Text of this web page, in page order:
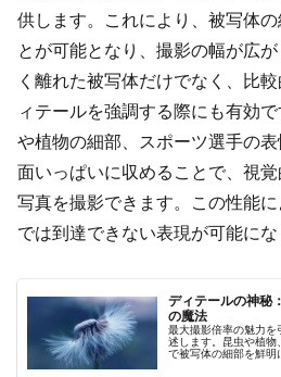
供します。これにより、被写体
とが可能となり、撮影の幅が広
く離れた被写体だけでなく、比
ィテールを強調する際にも有効
や植物の細部、スポーツ選手の
面いっぱいに収めることで、視
写真を撮影できます。この性能
では到達できない表現が可能にな
ディテールの神秘
の魔法
最大撮影倍率の魅力を
述します。昆虫や植物
で被写体の細部を鮮明